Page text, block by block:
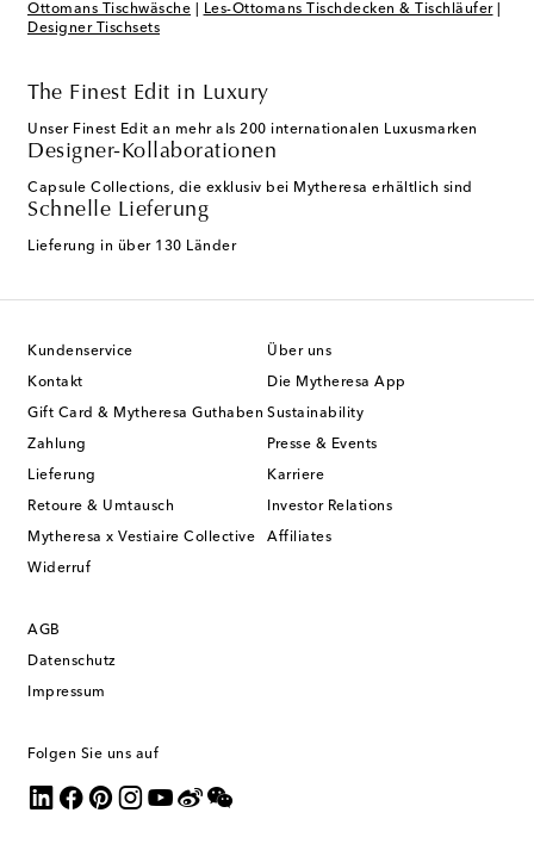
Ottomans Tischwäsche
Les-Ottomans Tischdecken & Tischläufer|
Designer Tischsets
The Finest Edit in Luxury
Unser Finest Edit an mehr als 200 internationalen Luxusmarken
Designer-Kollaborationen
Capsule Collections, die exklusiv bei Mytheresa erhältlich sind
Schnelle Lieferung
Lieferung in über 130 Länder
Kundenservice
Kontakt
Gift Card & Mytheresa Guthaben
Zahlung
Lieferung
Retoure & Umtausch
Mytheresa x Vestiaire Collective
Widerruf
Über uns
Die Mytheresa App
Sustainability
Presse & Events
Karriere
Investor Relations
Affiliates
AGB
Datenschutz
Impressum
Folgen Sie uns auf